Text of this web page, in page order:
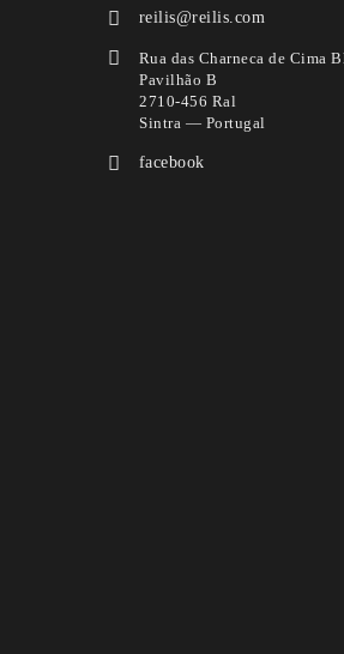
reilis@reilis.com
Rua das Charneca de Cima
Pavilhão B
2710-456 Ral
Sintra — Portugal
facebook